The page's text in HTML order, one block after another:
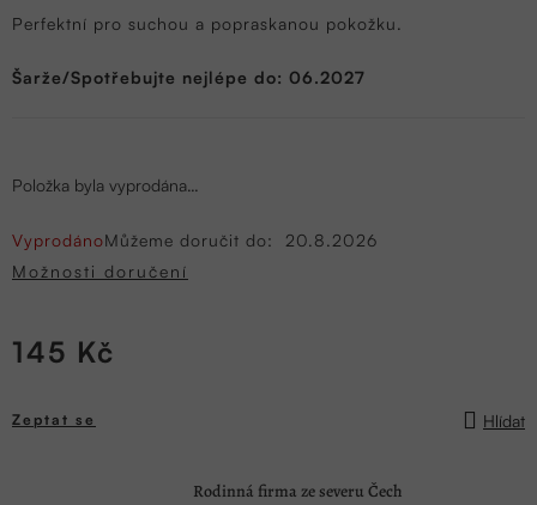
Perfektní pro suchou a popraskanou pokožku.
Šarže/Spotřebujte nejlépe do: 06.2027
Položka byla vyprodána…
VyprodánoMůžeme doručit do:
20.8.2026
Možnosti doručení
145 Kč
cena:
Zeptat se Hlídat
Rodinná firma ze severu Čech